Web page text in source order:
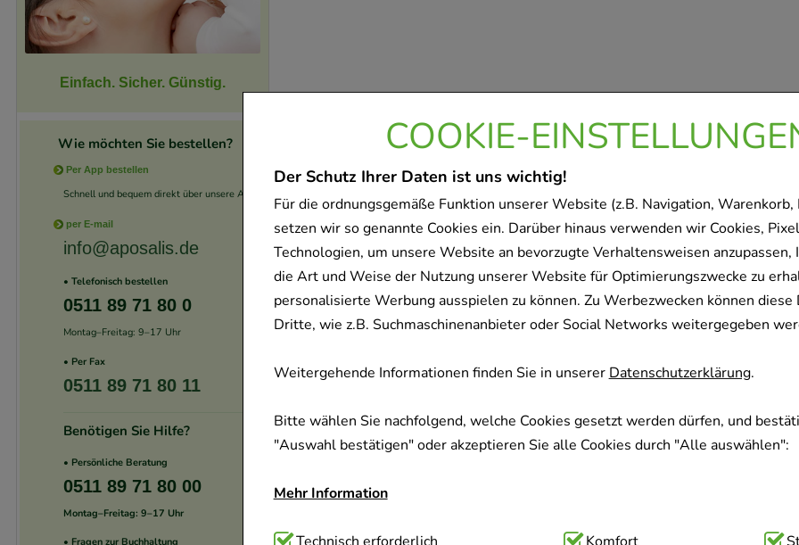
COOKIE-
Der Schutz Ihrer Daten ist uns wichtig!
Für die ordnungsgemäße Funktion unserer Website (z.B. Navigation, Warenkorb,
setzen wir so genannte Cookies ein. Darüber hinaus verwenden wir Cookies,
Technologien, um unsere Website an bevorzugte Verhaltensweisen anzupassen,
die Art und Weise der Nutzung unserer Website für Optimierungszwecke zu
personalisierte Werbung ausspielen zu können. Zu Werbezwecken können diese
Dritte, wie z.B. Suchmaschinenanbieter oder Social Networks weitergegeben
Weitergehende Informationen finden Sie in unsererDatenschutzerklärung.
Bitte wählen Sie nachfolgend, welche Cookies gesetzt werden dürfen, und
"Auswahl bestätigen" oder akzeptieren Sie alle Cookies durch "Alle auswählen":
Mehr Information
Einfach. Sicher. Günstig.
Wie möchten Sie bestellen?
Per App bestellen
Schnell und bequem direkt über unsere App.
per E-mail
info@aposalis.de
• Telefonisch bestellen
0511 89 71 80 0
Montag–Freitag: 9–17 Uhr
• Per Fax
0511 89 71 80 11
Benötigen Sie Hilfe?
• Persönliche Beratung
0511 89 71 80 00
Montag–Freitag: 9–17 Uhr
• Fragen zur Buchhaltung